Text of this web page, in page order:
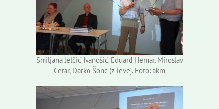
Smiljana Jelčić Ivanošić, Eduard Hemar, Miroslav
Cerar, Darko Šonc (z leve). Foto: akm